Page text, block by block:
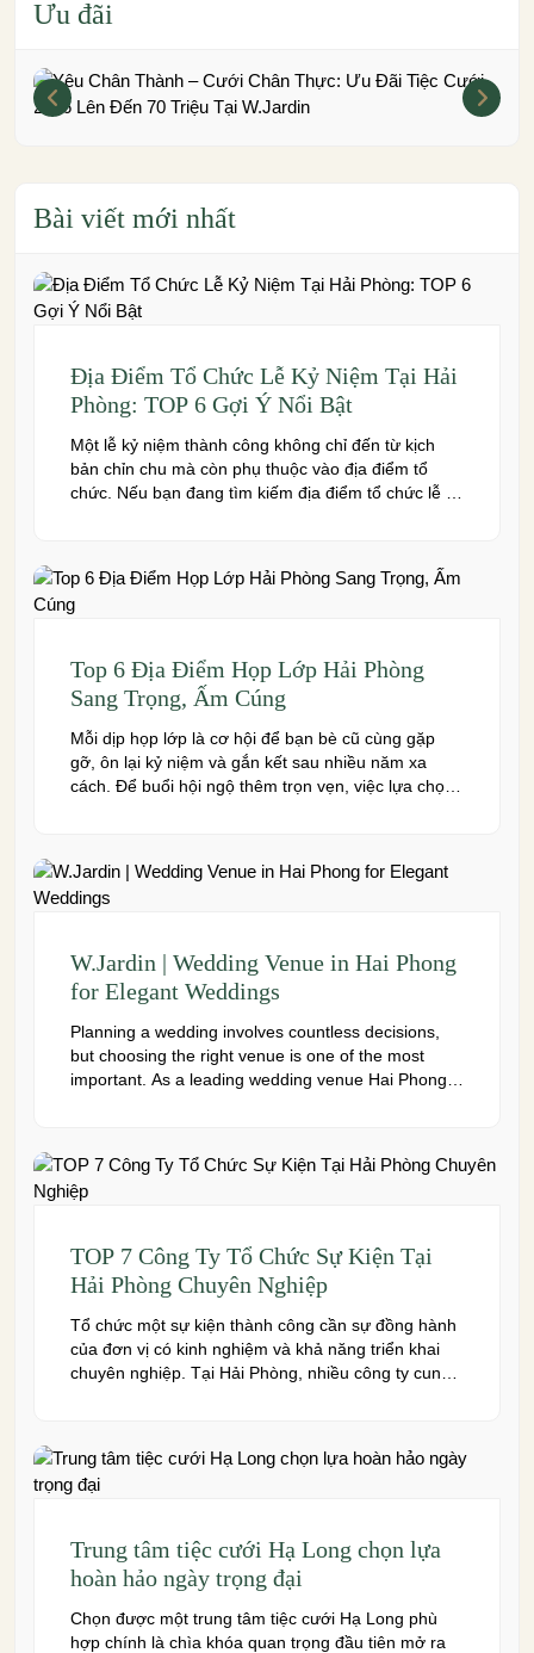
Ưu đãi
Bài viết mới nhất
Địa Điểm Tổ Chức Lễ Kỷ Niệm Tại Hải
Phòng: TOP 6 Gợi Ý Nổi Bật
Một lễ kỷ niệm thành công không chỉ đến từ kịch
bản chỉn chu mà còn phụ thuộc vào địa điểm tổ
chức. Nếu bạn đang tìm kiếm địa điểm tổ chức lễ kỷ
Top 6 Địa Điểm Họp Lớp Hải Phòng
Sang Trọng, Ấm Cúng
Mỗi dịp họp lớp là cơ hội để bạn bè cũ cùng gặp
gỡ, ôn lại kỷ niệm và gắn kết sau nhiều năm xa
cách. Để buổi hội ngộ thêm trọn vẹn, việc lựa chọn
W.Jardin | Wedding Venue in Hai Phong
for Elegant Weddings
Planning a wedding involves countless decisions,
but choosing the right venue is one of the most
important. As a leading wedding venue Hai Phong,
system, and dedicated event support to help
couples create a seamless and memorable […]
TOP 7 Công Ty Tổ Chức Sự Kiện Tại
Hải Phòng Chuyên Nghiệp
Tổ chức một sự kiện thành công cần sự đồng hành
của đơn vị có kinh nghiệm và khả năng triển khai
chuyên nghiệp. Tại Hải Phòng, nhiều công ty cung
Trung tâm tiệc cưới Hạ Long chọn lựa
hoàn hảo ngày trọng đại
Chọn được một trung tâm tiệc cưới Hạ Long phù
hợp chính là chìa khóa quan trọng đầu tiên mở ra